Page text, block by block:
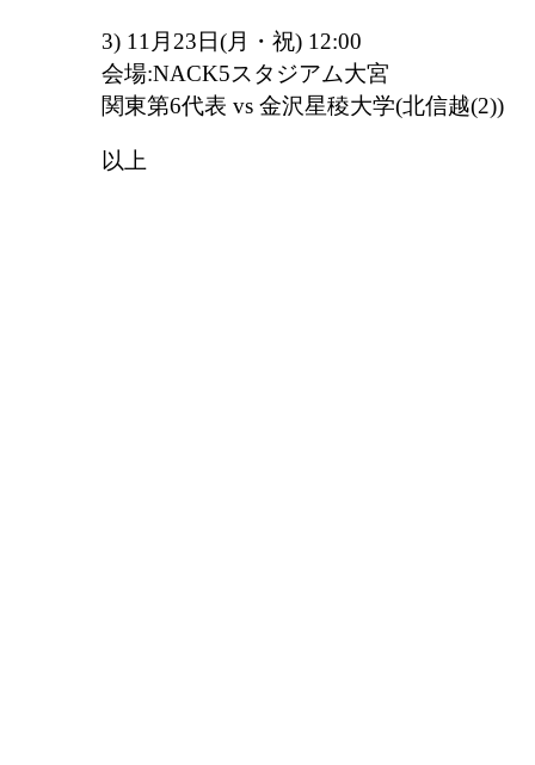
3) 11月23日(月・祝) 12:00
会場:NACK5スタジアム大宮
関東第6代表 vs 金沢星稜大学(北信越(2))
以上